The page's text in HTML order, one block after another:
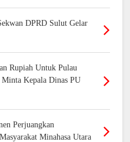
DPRD Sulut Gelar
Rupiah Untuk Pulau
Kepala Dinas PU
Perjuangkan
Minahasa Utara